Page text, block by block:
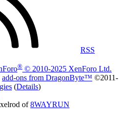
RSS
® © 2010-2025 XenForo Ltd.
add-ons from DragonByte™ ©2011-
(Details)
of8WAYRUN